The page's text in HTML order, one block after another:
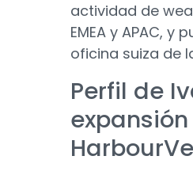
actividad de
EMEA y APAC, y
oficina suiza de
Perfil de